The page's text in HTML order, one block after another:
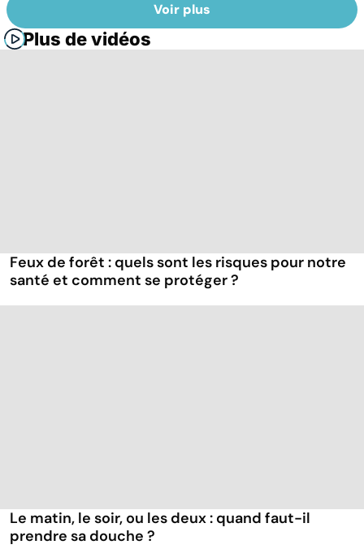
Voir plus
Plus de vidéos
Feux de forêt : quels sont les risques pour notre
santé et comment se protéger ?
Le matin, le soir, ou les deux : quand faut-il
prendre sa douche ?